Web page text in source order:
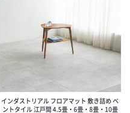
インダストリアル フロアマット 敷き詰め ベ
ントタイル 江戸間 4.5畳・6畳・8畳・10畳